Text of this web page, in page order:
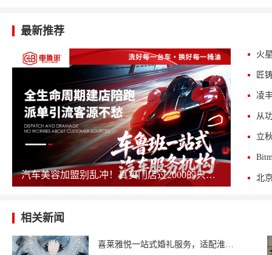
最新推荐
汽车美容加盟别乱冲！真实门店过2000的只剩这几家，其余慎碰！
火
匠
相关新闻
喜莱雅悦一站式婚礼服务，适配淮安新人多样婚礼需求